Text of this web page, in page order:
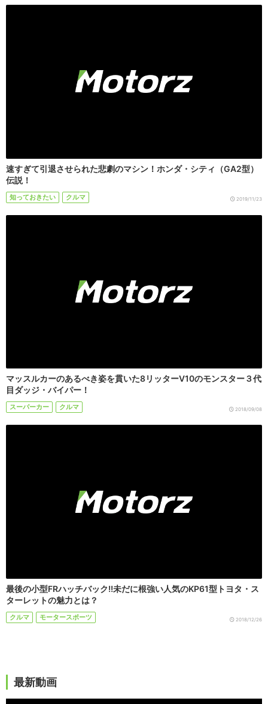
速すぎて引退させられた悲劇のマシン！ホンダ・シティ（GA2型）
伝説！
知っておきたい クルマ 2019/11/23
マッスルカーのあるべき姿を貫いた8リッターV10のモンスター３代
目ダッジ・バイパー！
スーパーカー クルマ 2018/09/08
最後の小型FRハッチバック!!未だに根強い人気のKP61型トヨタ・ス
ターレットの魅力とは？
クルマ モータースポーツ 2018/12/26
最新動画